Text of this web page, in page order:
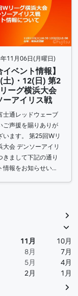
11月06日(月曜日)
イベント情報】
土)・12(日) 第2
ーグ横浜大会
ーアイリス戦
士通レッドウェーブ
ご声援を賜りありが
います。 第25回Wリ
大会 デンソーアイリ
きまして下記の通り
情報をお知らせい…
11月
10月
8月
7月
5月
4月
2月 1月